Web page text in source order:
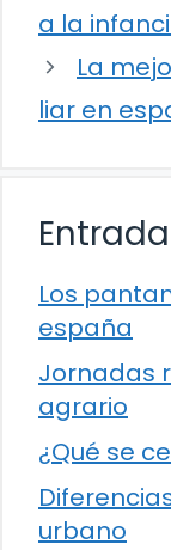
a la
La
liar en
Los
españa
Jornadas
agrario
¿Qué se
urbano